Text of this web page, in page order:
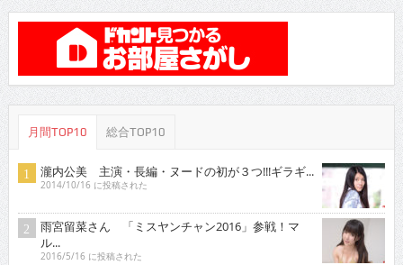
月間TOP10 総合TOP10
瀧内公美 主演・長編・ヌードの初が３つ!!!ギラギ...
2014/10/16 に投稿された
雨宮留菜さん 「ミスヤンチャン2016」参戦！マ
ル...
2016/5/16 に投稿された